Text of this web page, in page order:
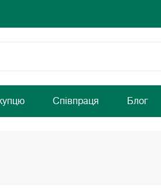
Вашого дому!
Вашого дому!
Співпраця Блог